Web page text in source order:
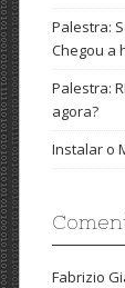
Palestra:
Chegou a
Palestra:
agora?
Instalar o
Fabrizio